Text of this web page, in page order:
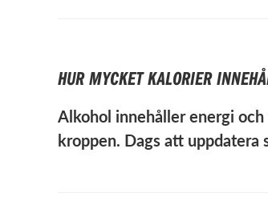
HUR MYCKET KALORIER
Alkohol innehåller energi
kroppen. Dags att uppdatera